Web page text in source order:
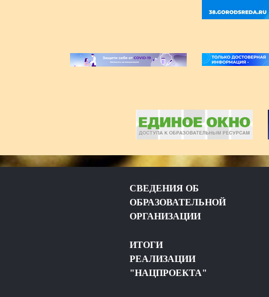
СВЕДЕНИЯ ОБ
ОБРАЗОВАТЕЛЬНОЙ
ОРГАНИЗАЦИИ
ИТОГИ
РЕАЛИЗАЦИИ
"НАЦПРОЕКТА"